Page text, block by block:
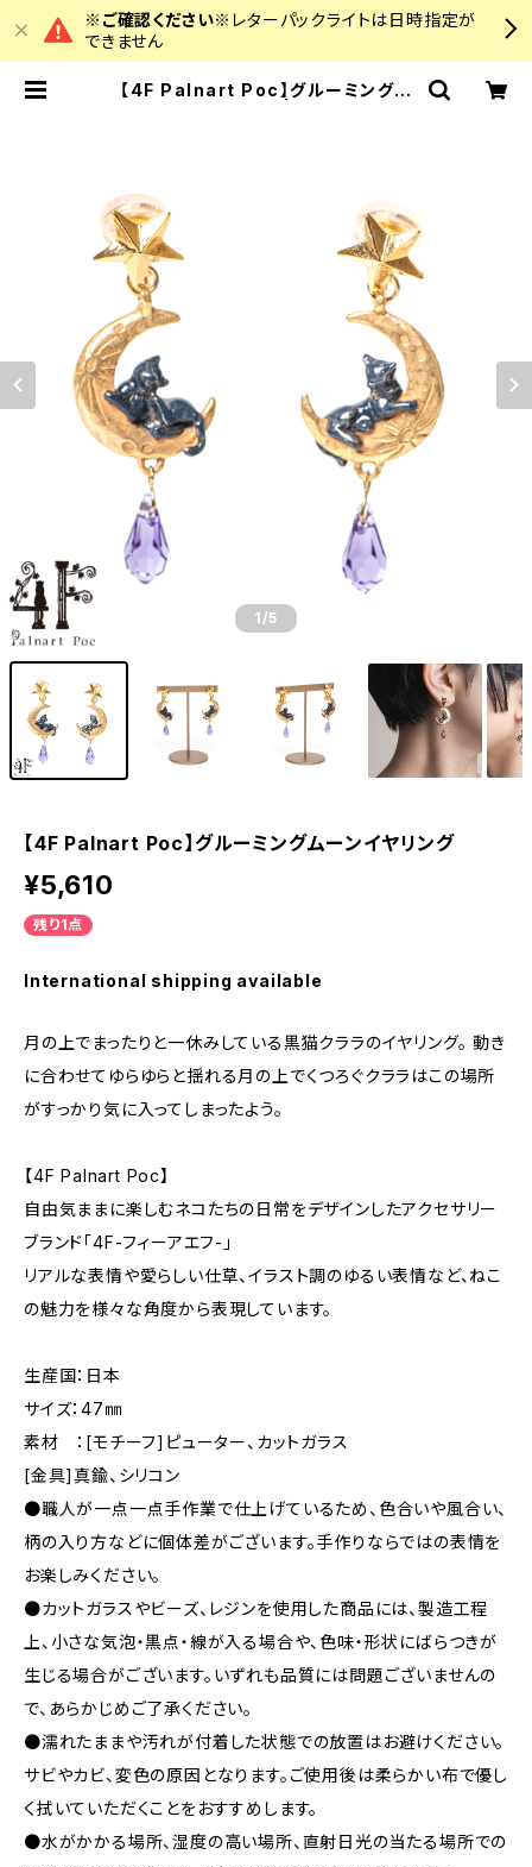
※ご確認ください※ レターパックライトは日時指定が
できません
【4F Palnart Poc】グルーミングム
1 /5
【4F Palnart Poc】グルーミングムーンイヤリング
¥5,610
残り1点
International shipping available
月の上でまったりと一休みしている黒猫クララのイヤリング。 動き
に合わせてゆらゆらと揺れる月の上でくつろぐクララはこの場所
がすっかり気に入ってしまったよう。
【4F Palnart Poc】
自由気ままに楽しむネコたちの日常をデザインしたアクセサリー
ブランド「4F-フィーアエフ-」
リアルな表情や愛らしい仕草、イラスト調のゆるい表情など、ねこ
の魅力を様々な角度から表現しています。
生産国：日本
サイズ：47㎜
素材 ：[モチーフ]ピューター、カットガラス
[金具]真鍮、シリコン
●職人が一点一点手作業で仕上げているため、色合いや風合い、
柄の入り方などに個体差がございます。手作りならではの表情を
お楽しみください。
●カットガラスやビーズ、レジンを使用した商品には、製造工程
上、小さな気泡・黒点・線が入る場合や、色味・形状にばらつきが
生じる場合がございます。いずれも品質には問題ございませんの
で、あらかじめご了承ください。
●濡れたままや汚れが付着した状態での放置はお避けください。
サビやカビ、変色の原因となります。ご使用後は柔らかい布で優し
く拭いていただくことをおすすめします。
●水がかかる場所、湿度の高い場所、直射日光の当たる場所での